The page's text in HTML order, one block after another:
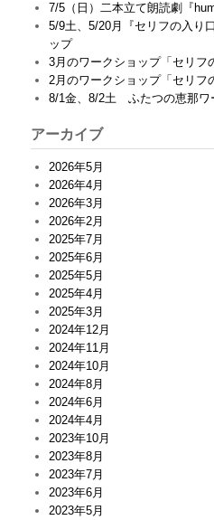
7/5（日）二本立て朗読劇『
5/9土、5/20月『セリフの入り
ップ
3月のワークショップ「セリフ
2月のワークショップ「セリフ
8/1金、8/2土 ふたつの恵那ワ
アーカイブ
2026年5月
2026年4月
2026年3月
2026年2月
2025年7月
2025年6月
2025年5月
2025年4月
2025年3月
2024年12月
2024年11月
2024年10月
2024年8月
2024年6月
2024年4月
2023年10月
2023年8月
2023年7月
2023年6月
2023年5月